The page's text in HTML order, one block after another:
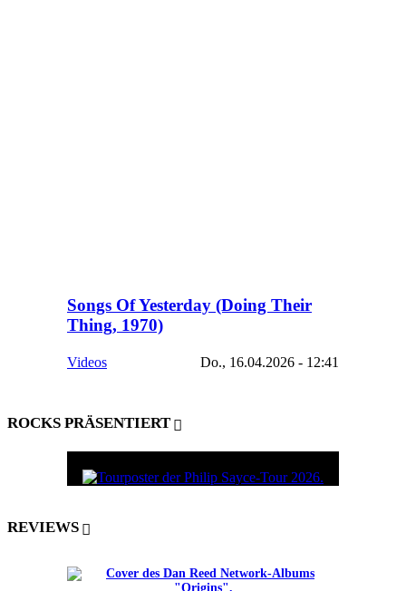
Songs Of Yesterday (Doing Their
Thing, 1970)
Videos Do., 16.04.2026 - 12:41
ROCKS PRÄSENTIERT
REVIEWS